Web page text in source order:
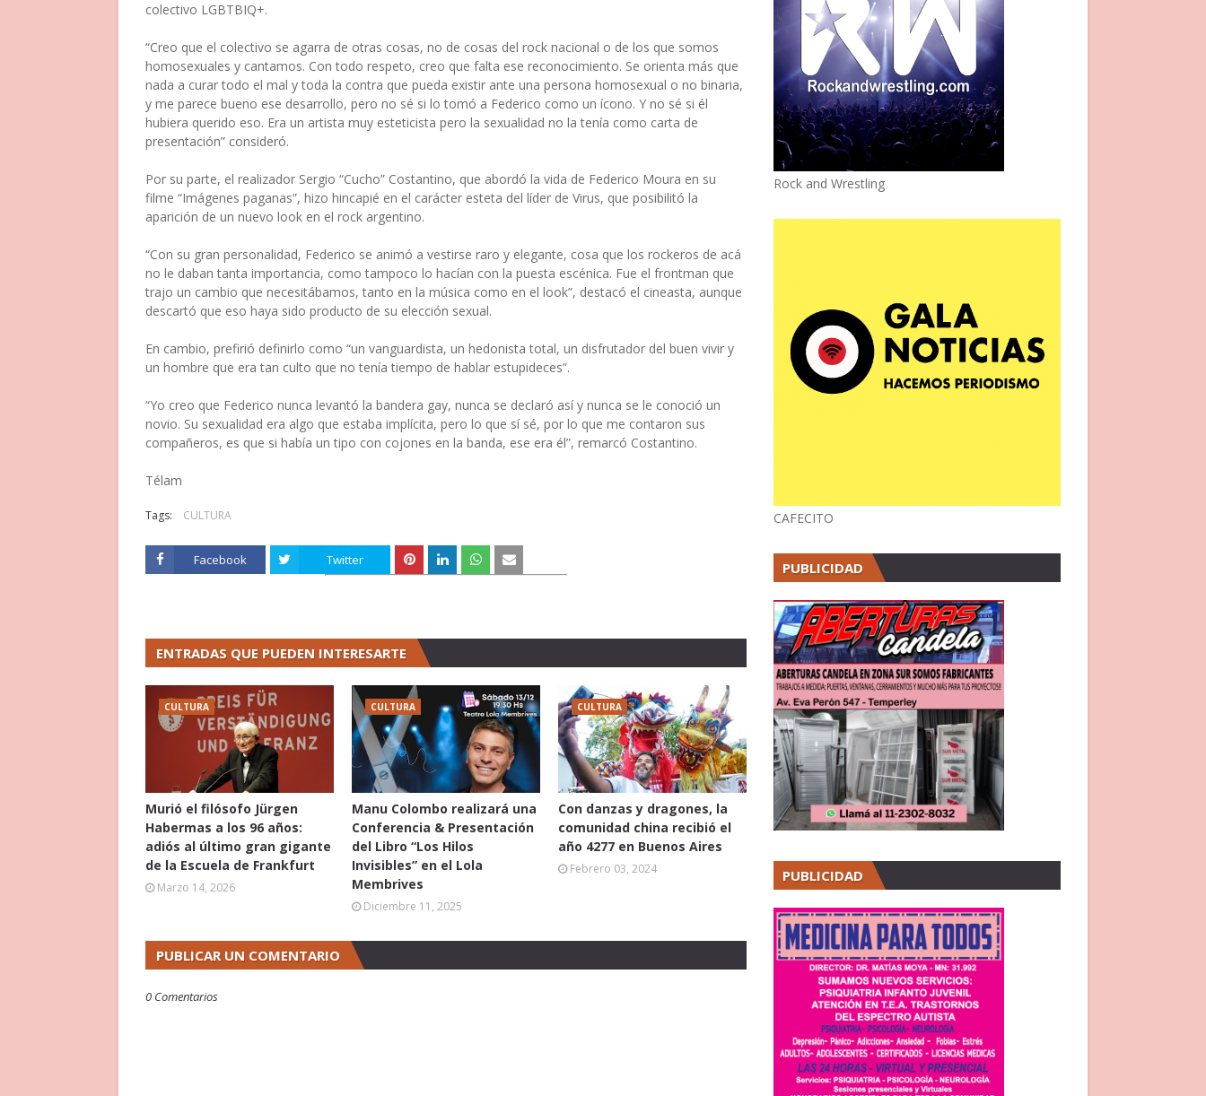
colectivo LGBTBIQ+.
“Creo que el colectivo se agarra de otras cosas, no de cosas del rock nacional o de los que somos
homosexuales y cantamos. Con todo respeto, creo que falta ese reconocimiento. Se orienta más que
nada a curar todo el mal y toda la contra que pueda existir ante una persona homosexual o no binaria,
y me parece bueno ese desarrollo, pero no sé si lo tomó a Federico como un ícono. Y no sé si él
hubiera querido eso. Era un artista muy esteticista pero la sexualidad no la tenía como carta de
presentación” consideró.
Por su parte, el realizador Sergio “Cucho” Costantino, que abordó la vida de Federico Moura en su
filme “Imágenes paganas”, hizo hincapié en el carácter esteta del líder de Virus, que posibilitó la
aparición de un nuevo look en el rock argentino.
“Con su gran personalidad, Federico se animó a vestirse raro y elegante, cosa que los rockeros de acá
no le daban tanta importancia, como tampoco lo hacían con la puesta escénica. Fue el frontman que
trajo un cambio que necesitábamos, tanto en la música como en el look”, destacó el cineasta, aunque
descartó que eso haya sido producto de su elección sexual.
En cambio, prefirió definirlo como “un vanguardista, un hedonista total, un disfrutador del buen vivir y
un hombre que era tan culto que no tenía tiempo de hablar estupideces”.
“Yo creo que Federico nunca levantó la bandera gay, nunca se declaró así y nunca se le conoció un
novio. Su sexualidad era algo que estaba implícita, pero lo que sí sé, por lo que me contaron sus
compañeros, es que si había un tipo con cojones en la banda, ese era él”, remarcó Costantino.
Télam
Tags: CULTURA
Facebook Twitter
ENTRADAS QUE PUEDEN INTERESARTE
CULTURA
Murió el filósofo Jürgen
Habermas a los 96 años:
adiós al último gran gigante
de la Escuela de Frankfurt
Marzo 14, 2026
CULTURA
Manu Colombo realizará una
Conferencia & Presentación
del Libro “Los Hilos
Invisibles” en el Lola
Membrives
Diciembre 11, 2025
CULTURA
Con danzas y dragones, la
comunidad china recibió el
año 4277 en Buenos Aires
Febrero 03, 2024
PUBLICAR UN COMENTARIO
0 Comentarios
Rock and Wrestling
CAFECITO
PUBLICIDAD
PUBLICIDAD